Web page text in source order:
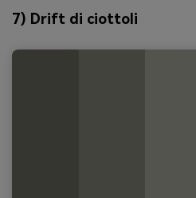
7) Drift di ciottoli